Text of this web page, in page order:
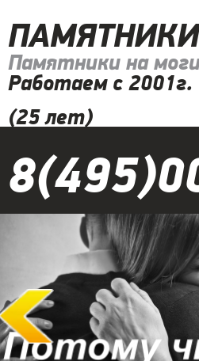
Памятники на
Работаем с 2001г.
(25 лет)